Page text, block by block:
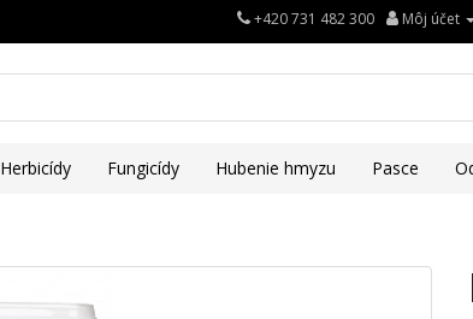
+420 731 482 300 Môj účet
Herbicídy Fungicídy Hubenie hmyzu Pasce